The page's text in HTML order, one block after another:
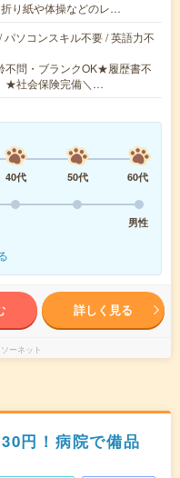
り紙や体操などのレ…
ソコンスキル不要 / 英語力不
問・ブランクOK★履歴書不
★社会保険完備＼…
40代 50代
60代
男性
詳しく見る
ーネット
円！病院で備品